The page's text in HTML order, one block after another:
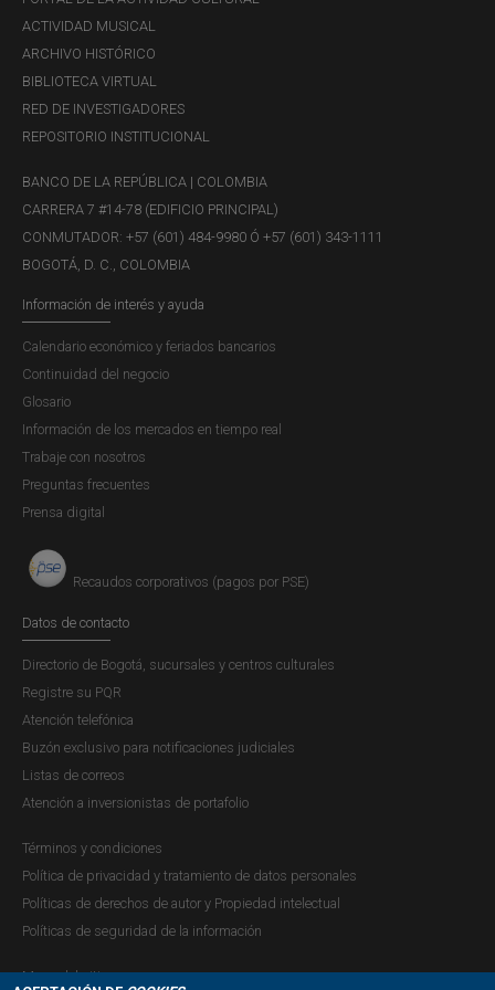
establecimientos de crédito en desarrollo de sus
realización de la misma, se envíe con destino al Registro
Nacional de Valores y Emisores- RNVE los documentos
previstos en el artículo 5.2.1.1.3 del presente decreto."
Tema del concepto
Operaciones autorizadas a los intermediarios del
Palabras clave
Certificados de depósito a término
Imprimir
ACTIVIDAD MUSICAL
ARCHIVO HISTÓRICO
BIBLIOTECA VIRTUAL
RED DE INVESTIGADORES
REPOSITORIO INSTITUCIONAL
BANCO DE LA REPÚBLICA | COLOMBIA
CARRERA 7 #14-78 (EDIFICIO PRINCIPAL)
CONMUTADOR: +57 (601) 484-9980 Ó +57 (601) 343-1111
BOGOTÁ, D. C., COLOMBIA
Información de interés y ayuda
Calendario económico y feriados bancarios
Continuidad del negocio
Glosario
Información de los mercados en tiempo real
Trabaje con nosotros
Preguntas frecuentes
Prensa digital
Recaudos corporativos (pagos por PSE)
Datos de contacto
Directorio de Bogotá, sucursales y centros culturales
Registre su PQR
Atención telefónica
Buzón exclusivo para notificaciones judiciales
Listas de correos
Atención a inversionistas de portafolio
Términos y condiciones
Política de privacidad y tratamiento de datos personales
Políticas de derechos de autor y Propiedad intelectual
Políticas de seguridad de la información
Mapa del sitio